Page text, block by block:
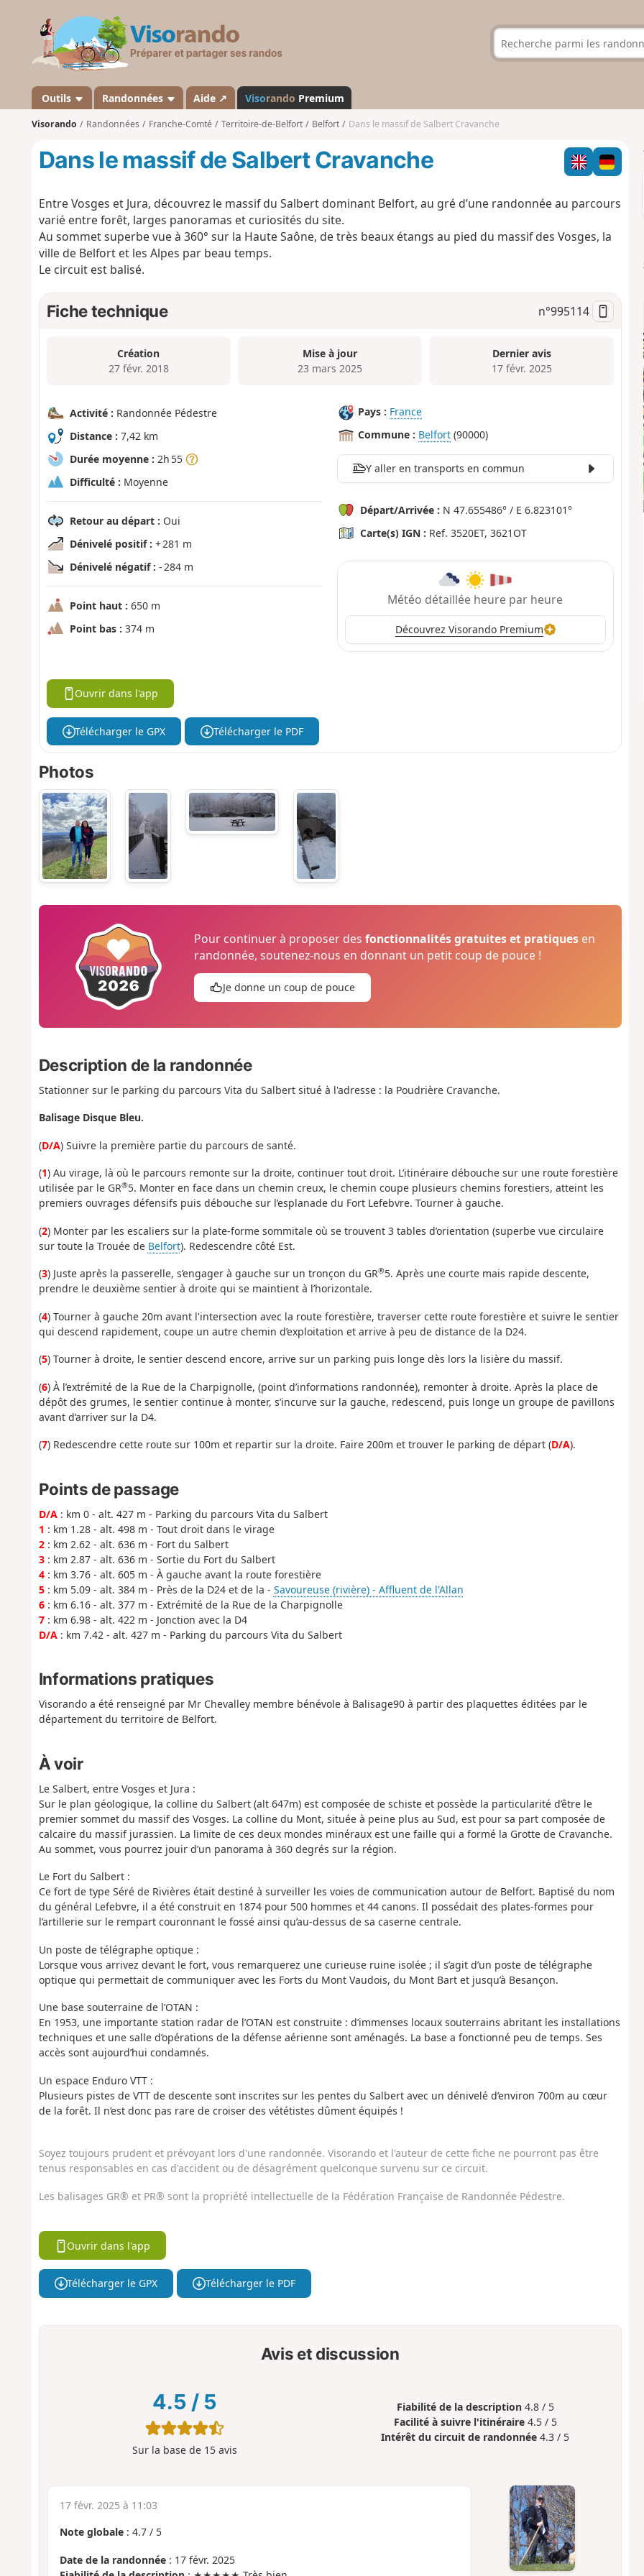
s
a
n
d
Outils Randonnées Aide ↗ Visorando Premium
Visorando Randonnées Franche-Comté Territoire-de-Belfort Belfort Dans le massif de Salbert Cravanche
Dans le massif de Salbert Cravanche
Entre Vosges et Jura, découvrez le massif du Salbert dominant Belfort, au gré d’une randonnée au parcours
varié entre forêt, larges panoramas et curiosités du site.
Au sommet superbe vue à 360° sur la Haute Saône, de très beaux étangs au pied du massif des Vosges, la
ville de Belfort et les Alpes par beau temps.
Le circuit est balisé.
Fiche technique n°995114
Création
27 févr. 2018
Mise à jour
23 mars 2025
Dernier avis
17 févr. 2025
Activité : Randonnée Pédestre
Distance : 7,42 km
Durée moyenne : 2h 55
Difficulté : Moyenne
Retour au départ : Oui
Dénivelé positif : + 281 m
Dénivelé négatif : - 284 m
Point haut : 650 m
Point bas : 374 m
Pays : France
Commune : Belfort (90000)
Y aller en transports en commun
Départ/Arrivée : N 47.655486° / E 6.823101°
Carte(s) IGN : Ref. 3520ET, 3621OT
Météo détaillée heure par heure
Découvrez Visorando Premium
Ouvrir dans l'app
Télécharger le GPX Télécharger le PDF
Photos
Pour continuer à proposer desfonctionnalités gratuites et pratiques en
randonnée, soutenez-nous en donnant un petit coup de pouce !
Je donne un coup de pouce
Description de la randonnée
Stationner sur le parking du parcours Vita du Salbert situé à l'adresse : la Poudrière Cravanche.
Balisage Disque Bleu.
(D/A) Suivre la première partie du parcours de santé.
(1) Au virage, là où le parcours remonte sur la droite, continuer tout droit. L’itinéraire débouche sur une route forestière
utilisée par le GR®5. Monter en face dans un chemin creux, le chemin coupe plusieurs chemins forestiers, atteint les
premiers ouvrages défensifs puis débouche sur l’esplanade du Fort Lefebvre. Tourner à gauche.
(2) Monter par les escaliers sur la plate-forme sommitale où se trouvent 3 tables d’orientation (superbe vue circulaire
sur toute la Trouée de Belfort). Redescendre côté Est.
(3) Juste après la passerelle, s’engager à gauche sur un tronçon du GR®5. Après une courte mais rapide descente,
prendre le deuxième sentier à droite qui se maintient à l’horizontale.
(4) Tourner à gauche 20m avant l'intersection avec la route forestière, traverser cette route forestière et suivre le sentier
qui descend rapidement, coupe un autre chemin d’exploitation et arrive à peu de distance de la D24.
(5) Tourner à droite, le sentier descend encore, arrive sur un parking puis longe dès lors la lisière du massif.
(6) À l’extrémité de la Rue de la Charpignolle, (point d’informations randonnée), remonter à droite. Après la place de
dépôt des grumes, le sentier continue à monter, s’incurve sur la gauche, redescend, puis longe un groupe de pavillons
avant d’arriver sur la D4.
(7) Redescendre cette route sur 100m et repartir sur la droite. Faire 200m et trouver le parking de départ (D/A).
Points de passage
D/A: km 0 - alt. 427 m - Parking du parcours Vita du Salbert
1 : km 1.28 - alt. 498 m - Tout droit dans le virage
2: km 2.62 - alt. 636 m - Fort du Salbert
3: km 2.87 - alt. 636 m - Sortie du Fort du Salbert
4: km 3.76 - alt. 605 m - À gauche avant la route forestière
5: km 5.09 - alt. 384 m - Près de la D24 et de la - Savoureuse (rivière) - Affluent de l'Allan
6: km 6.16 - alt. 377 m - Extrémité de la Rue de la Charpignolle
7: km 6.98 - alt. 422 m - Jonction avec la D4
D/A: km 7.42 - alt. 427 m - Parking du parcours Vita du Salbert
Informations pratiques
Visorando a été renseigné par Mr Chevalley membre bénévole à Balisage90 à partir des plaquettes éditées par le
département du territoire de Belfort.
À voir
Le Salbert, entre Vosges et Jura :
Sur le plan géologique, la colline du Salbert (alt 647m) est composée de schiste et possède la particularité d’être le
premier sommet du massif des Vosges. La colline du Mont, située à peine plus au Sud, est pour sa part composée de
calcaire du massif jurassien. La limite de ces deux mondes minéraux est une faille qui a formé la Grotte de Cravanche.
Au sommet, vous pourrez jouir d’un panorama à 360 degrés sur la région.
Le Fort du Salbert :
Ce fort de type Séré de Rivières était destiné à surveiller les voies de communication autour de Belfort. Baptisé du nom
du général Lefebvre, il a été construit en 1874 pour 500 hommes et 44 canons. Il possédait des plates-formes pour
l’artillerie sur le rempart couronnant le fossé ainsi qu’au-dessus de sa caserne centrale.
Un poste de télégraphe optique :
Lorsque vous arrivez devant le fort, vous remarquerez une curieuse ruine isolée ; il s’agit d’un poste de télégraphe
optique qui permettait de communiquer avec les Forts du Mont Vaudois, du Mont Bart et jusqu’à Besançon.
Une base souterraine de l’OTAN :
En 1953, une importante station radar de l’OTAN est construite : d’immenses locaux souterrains abritant les installations
techniques et une salle d’opérations de la défense aérienne sont aménagés. La base a fonctionné peu de temps. Ses
accès sont aujourd’hui condamnés.
Un espace Enduro VTT :
Plusieurs pistes de VTT de descente sont inscrites sur les pentes du Salbert avec un dénivelé d’environ 700m au cœur
de la forêt. Il n’est donc pas rare de croiser des vététistes dûment équipés !
Soyez toujours prudent et prévoyant lors d'une randonnée. Visorando et l'auteur de cette fiche ne pourront pas être
tenus responsables en cas d'accident ou de désagrément quelconque survenu sur ce circuit.
Les balisages GR® et PR® sont la propriété intellectuelle de la Fédération Française de Randonnée Pédestre.
Ouvrir dans l'app
Télécharger le GPX Télécharger le PDF
Avis et discussion
4.5 / 5
Sur la base de 15avis
Fiabilité de la description 4.8 / 5
Facilité à suivre l'itinéraire 4.5 / 5
Intérêt du circuit de randonnée 4.3 / 5
17 févr. 2025 à 11:03
Note globale: 4.7/ 5
Date de la randonnée: 17 févr. 2025